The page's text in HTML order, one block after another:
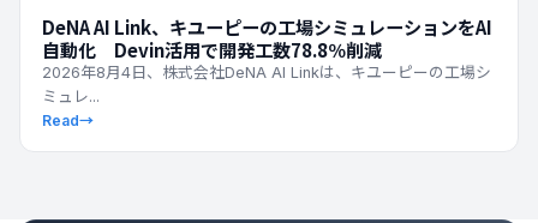
DeNA AI Link、キユーピーの工場シミュレーションをAI
自動化 Devin活用で開発工数78.8％削減
2026年8月4日、株式会社DeNA AI Linkは、キユーピーの工場シ
ミュレ...
Read→